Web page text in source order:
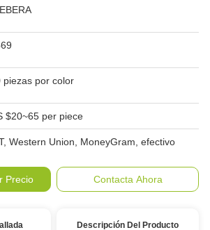
piezas por color
$20~65 per piece
Western Union, MoneyGram, efectivo
Precio Contacta Ahora
Descripción Del Producto